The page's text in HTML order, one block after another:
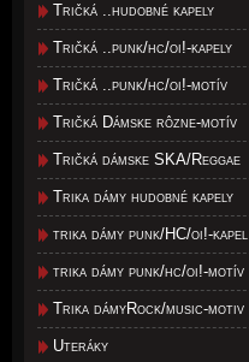
Tričká ..hudobné kapely
Tričká ..punk/hc/oi!-kapely
Tričká ..punk/hc/oi!-motív
Tričká Dámske rôzne-motív
Tričká dámske SKA/Reggae
Trika dámy hudobné kapely
trika dámy punk/HC/oi!-kapel
trika dámy punk/hc/oi!-motív
Trika dámyRock/music-motiv
Uteráky